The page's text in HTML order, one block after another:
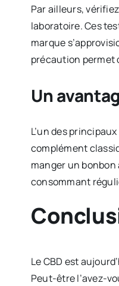
Par ailleurs,
laboratoire. Ces
marque
précaution permet
Un
L’un des
complément
manger un bonbon
consommant
Le CBD est
Peut-être l’avez-